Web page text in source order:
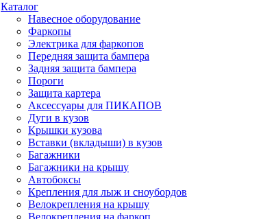
Каталог
Навесное оборудование
Фаркопы
Электрика для фаркопов
Передняя защита бампера
Задняя защита бампера
Пороги
Защита картера
Аксессуары для ПИКАПОВ
Дуги в кузов
Крышки кузова
Вставки (вкладыши) в кузов
Багажники
Багажники на крышу
Автобоксы
Крепления для лыж и сноубордов
Велокрепления на крышу
Велокрепления на фаркоп